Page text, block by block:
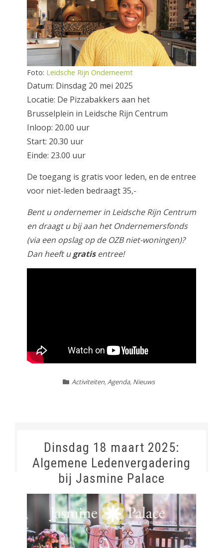
Foto: Leidsche Rijn Onderneemt
Datum: Dinsdag 20 mei 2025
Locatie: De Pizzabakkers aan het
Brusselplein in Leidsche Rijn Centrum
Inloop: 20.00 uur
Start: 20.30 uur
Einde: 23.00 uur
De toegang is gratis voor leden, en de entree
voor niet-leden bedraagt 35,-
Bent u ondernemer in Leidsche Rijn Centrum
en draagt u bij aan het Ondernemersfonds
(via een opslag op de OZB niet-woningen)?
Dan heeft ugratisentree!
Activiteiten, Agenda, Nieuws
Dinsdag 18 maart 2025:
Algemene Ledenvergadering
bij Jasmine Palace